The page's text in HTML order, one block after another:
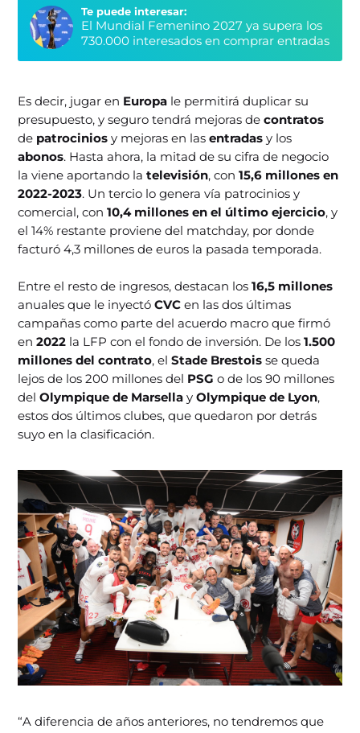
Te puede interesar:
El Mundial Femenino 2027 ya supera los
730.000 interesados en comprar entradas
Es decir, jugar en Europa le permitirá duplicar su
presupuesto, y seguro tendrá mejoras decontratos
de patrociniosy mejoras en lasentradasy los
abonos. Hasta ahora, la mitad de su cifra de negocio
la viene aportando latelevisión, con15,6 millones en
2022-2023. Un tercio lo genera vía patrocinios y
comercial, con 10,4 millones en el último ejercicio, y
el 14% restante proviene del matchday, por donde
facturó 4,3 millones de euros la pasada temporada.
Entre el resto de ingresos, destacan los16,5 millones
anuales que le inyectóCVC en las dos últimas
campañas como parte del acuerdo macro que firmó
en2022 la LFP con el fondo de inversión. De los 1.500
millones del contrato, elStade Brestois se queda
lejos de los 200 millones del PSGo de los 90 millones
delOlympique de MarsellayOlympique de Lyon,
estos dos últimos clubes, que quedaron por detrás
suyo en la clasificación.
“A diferencia de años anteriores, no tendremos que